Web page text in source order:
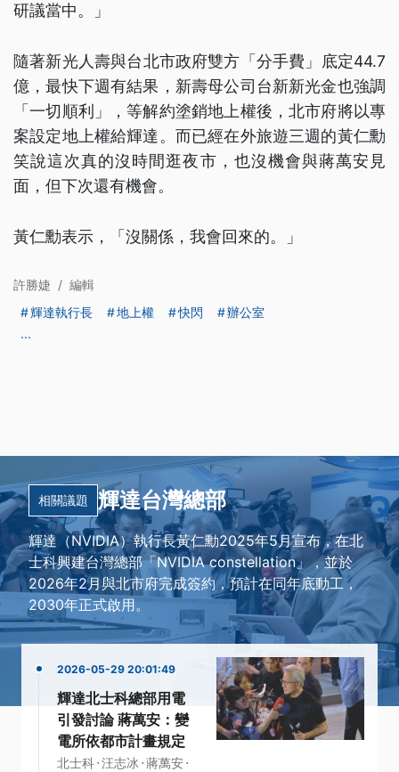
研議當中。」
隨著新光人壽與台北市政府雙方「分手費」底定44.7
億，最快下週有結果，新壽母公司台新新光金也強調
「一切順利」，等解約塗銷地上權後，北市府將以專
案設定地上權給輝達。而已經在外旅遊三週的黃仁勳
笑說這次真的沒時間逛夜市，也沒機會與蔣萬安見
面，但下次還有機會。
黃仁勳表示，「沒關係，我會回來的。」
許勝婕 / 編輯
輝達執行長
地上權 快閃
辦公室
...
相關議題 輝達台灣總部
輝達（NVIDIA）執行長黃仁勳2025年5月宣布，在北
士科興建台灣總部「NVIDIA constellation」，並於
2026年2月與北市府完成簽約，預計在同年底動工，
2030年正式啟用。
2026-05-29 20:01:49
輝達北士科總部用電
引發討論 蔣萬安：變
電所依都市計畫規定
北士科·汪志冰 ·蔣萬安·